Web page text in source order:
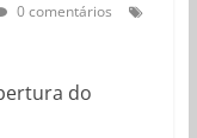
0 comentários
do